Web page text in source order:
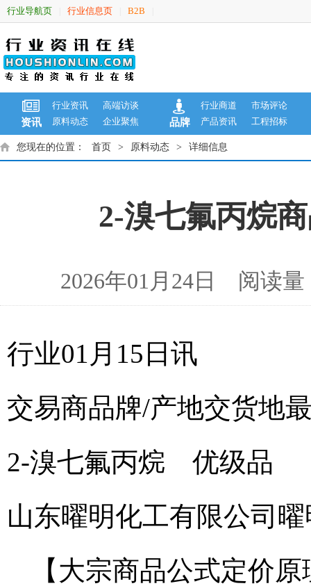
行业导航页 行业信息页 B2B
资讯
行业资讯
高端访谈
原料动态
企业聚焦 品牌
行业商道
市场评论
产品资讯
工程招标
您现在的位置： 首页 > 原料动态 > 详细信息
2-溴七氟丙烷
2026年01月24日 阅读
行业01月15日讯
交易商品牌/产地交货地
2-溴七氟丙烷 优级品
山东曜明化工有限公司
【大宗商品公式定价